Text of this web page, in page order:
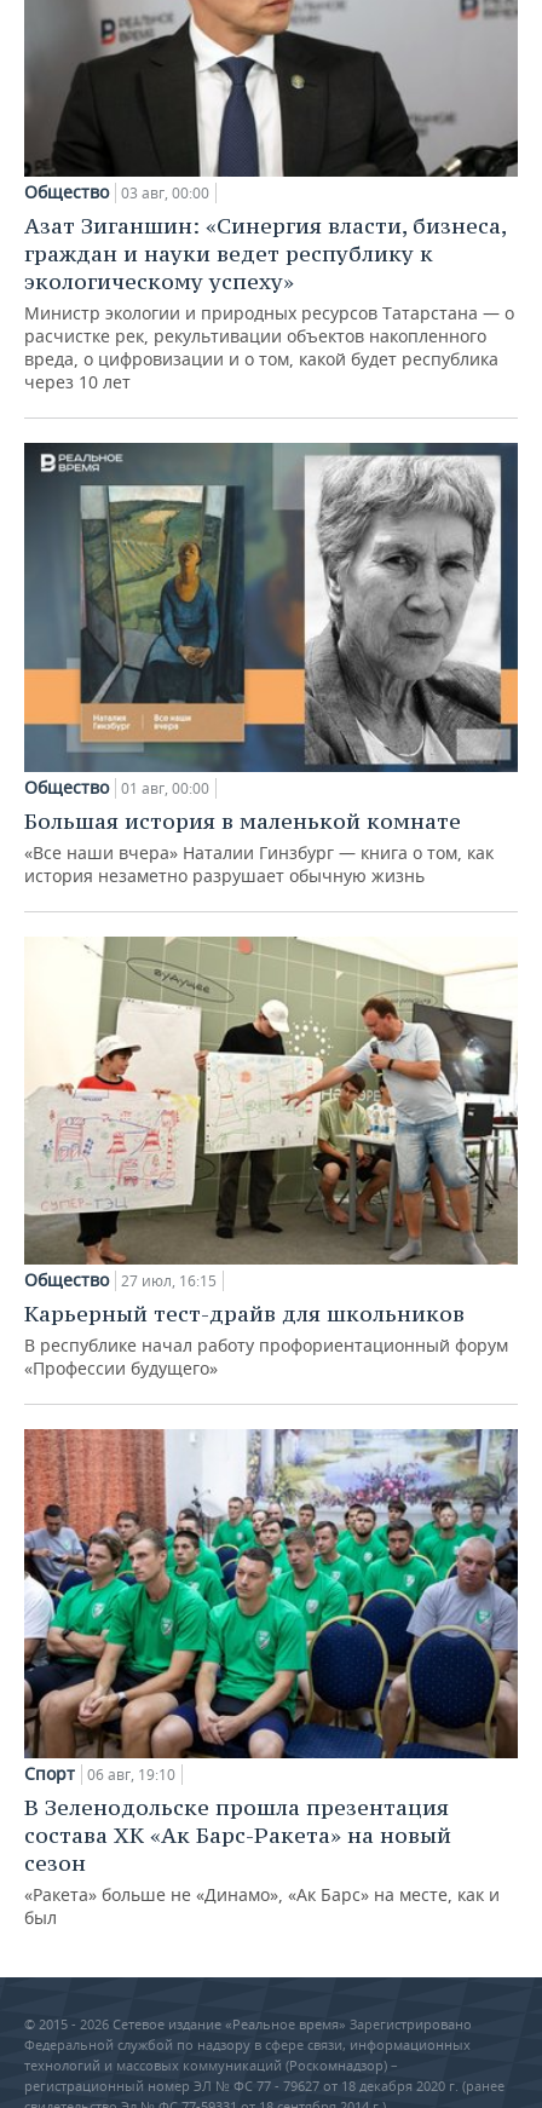
Общество 03 авг, 00:00
Азат Зиганшин: «Синергия власти, бизнеса,
граждан и науки ведет республику к
экологическому успеху»
Министр экологии и природных ресурсов Татарстана — о
расчистке рек, рекультивации объектов накопленного
вреда, о цифровизации и о том, какой будет республика
через 10 лет
Общество 01 авг, 00:00
Большая история в маленькой комнате
«Все наши вчера» Наталии Гинзбург — книга о том, как
история незаметно разрушает обычную жизнь
Общество 27 июл, 16:15
Карьерный тест-драйв для школьников
В республике начал работу профориентационный форум
«Профессии будущего»
Спорт 06 авг, 19:10
В Зеленодольске прошла презентация
состава ХК «Ак Барс-Ракета» на новый
сезон
«Ракета» больше не «Динамо», «Ак Барс» на месте, как и
был
© 2015 - 2026 Сетевое издание «Реальное время» Зарегистрировано
Федеральной службой по надзору в сфере связи, информационных
технологий и массовых коммуникаций (Роскомнадзор) –
регистрационный номер ЭЛ № ФС 77 - 79627 от 18 декабря 2020 г. (ранее